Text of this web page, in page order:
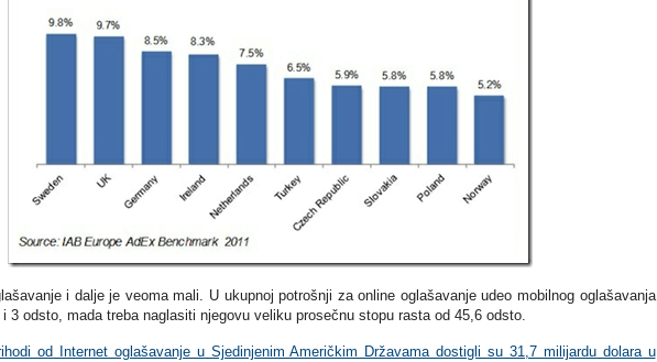
i dalje je veoma mali. U ukupnoj potrošnji za online oglašavanje udeo mobilnog oglašavanja
3 odsto, mada treba naglasiti njegovu veliku prosečnu stopu rasta od 45,6 odsto.
od Internet oglašavanje u Sjedinjenim Američkim Državama dostigli su 31,7 milijardu dolara u